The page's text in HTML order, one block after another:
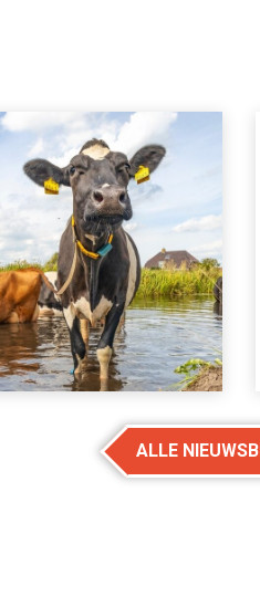
ALLE